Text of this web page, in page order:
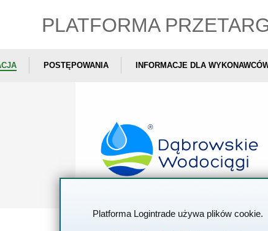
PLATFORMA
POSTĘPOWANIA INFORMACJE DLA
Platforma Logintrade używa plików cookie.